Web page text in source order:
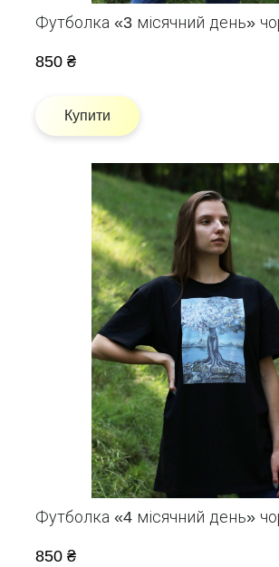
Футболка «3 місячний день»
850 ₴
Купити
Футболка «4 місячний день»
850 ₴